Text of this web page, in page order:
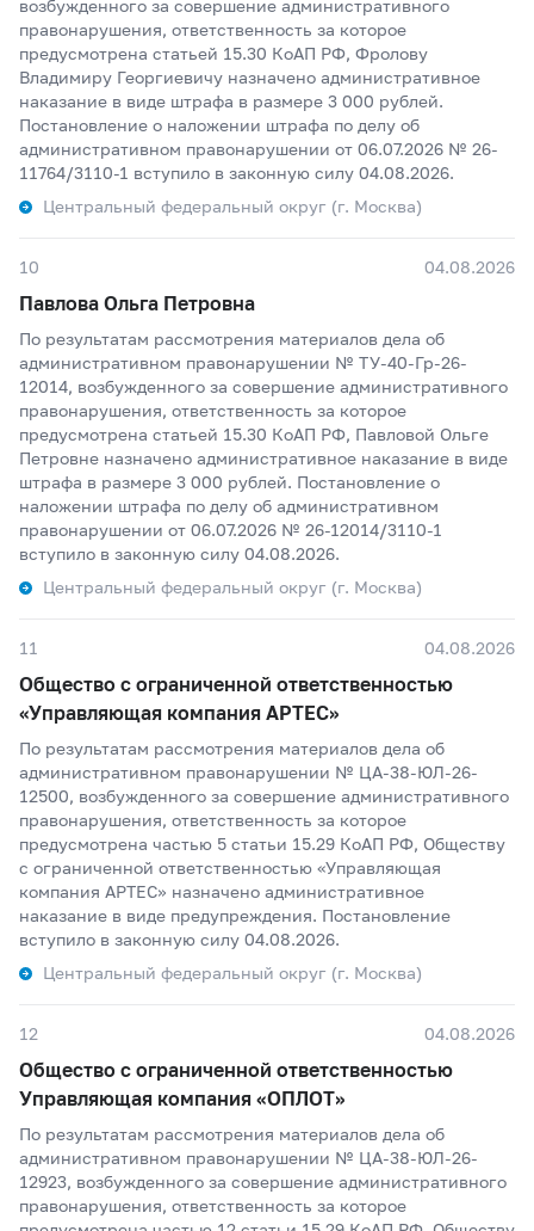
возбужденного за совершение административного
правонарушения, ответственность за которое
предусмотрена статьей 15.30 КоАП РФ, Фролову
Владимиру Георгиевичу назначено административное
наказание в виде штрафа в размере 3 000 рублей.
Постановление о наложении штрафа по делу об
административном правонарушении от 06.07.2026 № 26-
11764/3110-1 вступило в законную силу 04.08.2026.
Центральный федеральный округ (г. Москва)
10 04.08.2026
Павлова Ольга Петровна
По результатам рассмотрения материалов дела об
административном правонарушении № ТУ-40-Гр-26-
12014, возбужденного за совершение административного
правонарушения, ответственность за которое
предусмотрена статьей 15.30 КоАП РФ, Павловой Ольге
Петровне назначено административное наказание в виде
штрафа в размере 3 000 рублей. Постановление о
наложении штрафа по делу об административном
правонарушении от 06.07.2026 № 26-12014/3110-1
вступило в законную силу 04.08.2026.
Центральный федеральный округ (г. Москва)
11 04.08.2026
Общество с ограниченной ответственностью
«Управляющая компания АРТЕС»
По результатам рассмотрения материалов дела об
административном правонарушении № ЦА-38-ЮЛ-26-
12500, возбужденного за совершение административного
правонарушения, ответственность за которое
предусмотрена частью 5 статьи 15.29 КоАП РФ, Обществу
с ограниченной ответственностью «Управляющая
компания АРТЕС» назначено административное
наказание в виде предупреждения. Постановление
вступило в законную силу 04.08.2026.
Центральный федеральный округ (г. Москва)
12 04.08.2026
Общество с ограниченной ответственностью
Управляющая компания «ОПЛОТ»
По результатам рассмотрения материалов дела об
административном правонарушении № ЦА-38-ЮЛ-26-
12923, возбужденного за совершение административного
правонарушения, ответственность за которое